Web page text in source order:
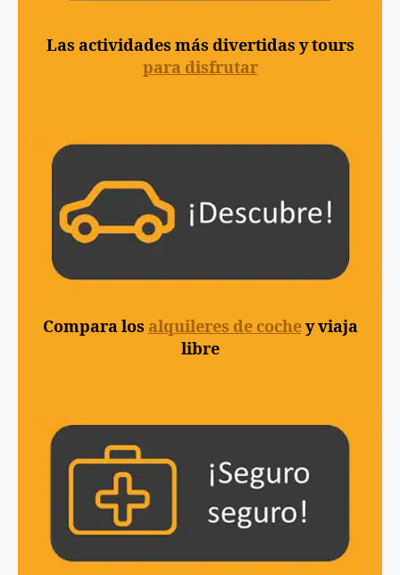
Las actividades más divertidas y tours
para disfrutar
Compara los alquileres de cochey viaja
libre